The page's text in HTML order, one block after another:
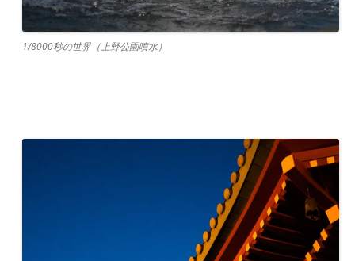
1/8000秒の世界（上野公園噴水）